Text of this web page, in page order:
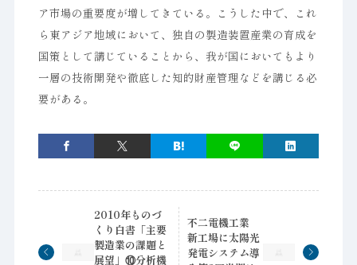
ア市場の重要度が増してきている。こうした中で、これ
ら東アジア地域において、独自の製造装置産業の育成を
国策として講じていることから、我が国においてもより
一層の技術開発や徹底した知的財産管理などを講じる必
要がある。
2010年ものづ
くり白書「主要
製造業の課題と
展望」⑩分析機
不二電機工業
新工場に太陽光
発電システム導